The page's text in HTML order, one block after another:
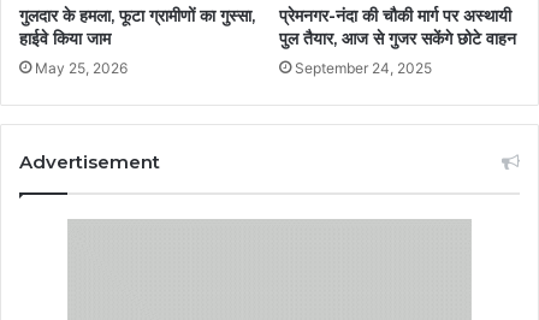
गुलदार के हमला, फूटा ग्रामीणों का गुस्सा,
हाईवे किया जाम
May 25, 2026
प्रेमनगर-नंदा की चौकी मार्ग पर अस्थायी
पुल तैयार, आज से गुजर सकेंगे छोटे वाहन
September 24, 2025
Advertisement